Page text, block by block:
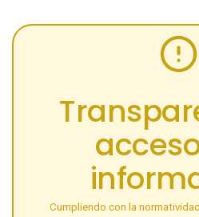
Cumpliendo con la